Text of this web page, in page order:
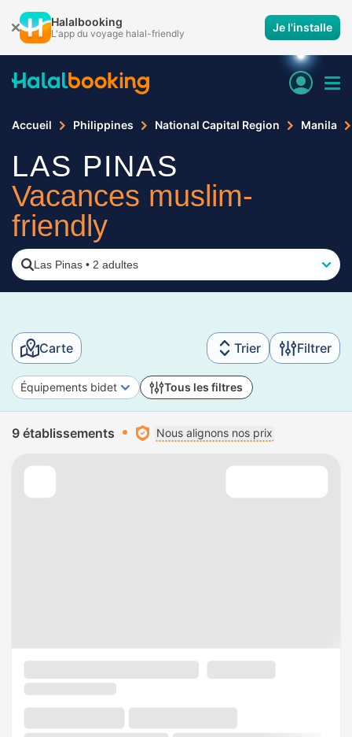
Halalbooking
L'app du voyage halal-friendly Je l'installe
Accueil Philippines National Capital Region Manila
LAS PINAS
Vacances muslim-
friendly
Las Pinas • 2 adultes
Carte Trier Filtrer
Équipements bidet Tous les filtres
9 établissements Nous alignons nos prix